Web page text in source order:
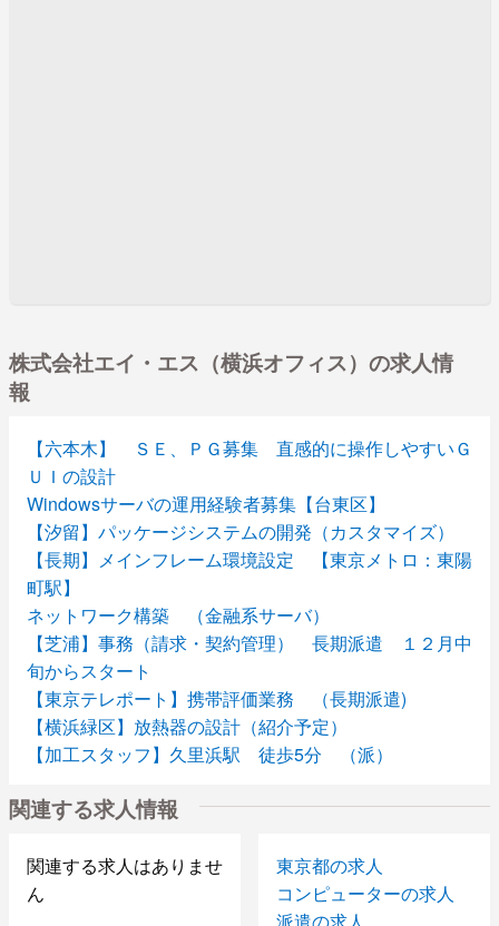
株式会社エイ・エス（横浜オフィス）の求人情
報
【六本木】 ＳＥ、ＰＧ募集 直感的に操作しやすいＧ
ＵＩの設計
Windowsサーバの運用経験者募集【台東区】
【汐留】パッケージシステムの開発（カスタマイズ）
【長期】メインフレーム環境設定 【東京メトロ：東陽
町駅】
ネットワーク構築 （金融系サーバ）
【芝浦】事務（請求・契約管理） 長期派遣 １２月中
旬からスタート
【東京テレポート】携帯評価業務 （長期派遣)
【横浜緑区】放熱器の設計（紹介予定）
【加工スタッフ】久里浜駅 徒歩5分 （派）
関連する求人情報
関連する求人はありませ
ん
東京都の求人
コンピューターの求人
派遣の求人